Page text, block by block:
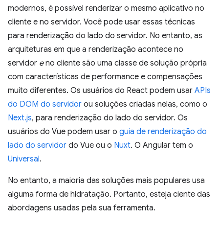
modernos, é possível renderizar o mesmo aplicativo no
cliente e no servidor. Você pode usar essas técnicas
para renderização do lado do servidor. No entanto, as
arquiteturas em que a renderização acontece no
servidor eno cliente são uma classe de solução própria
com características de performance e compensações
muito diferentes. Os usuários do React podem usar APIs
do DOM do servidor ou soluções criadas nelas, como o
Next.js, para renderização do lado do servidor. Os
usuários do Vue podem usar o guia de renderização do
lado do servidor do Vue ou o Nuxt. O Angular tem o
Universal.
No entanto, a maioria das soluções mais populares usa
alguma forma de hidratação. Portanto, esteja ciente das
abordagens usadas pela sua ferramenta.